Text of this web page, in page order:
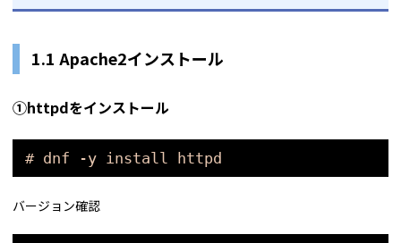
1.1 Apache2インストール
①httpdをインストール
# dnf -y install httpd
バージョン確認